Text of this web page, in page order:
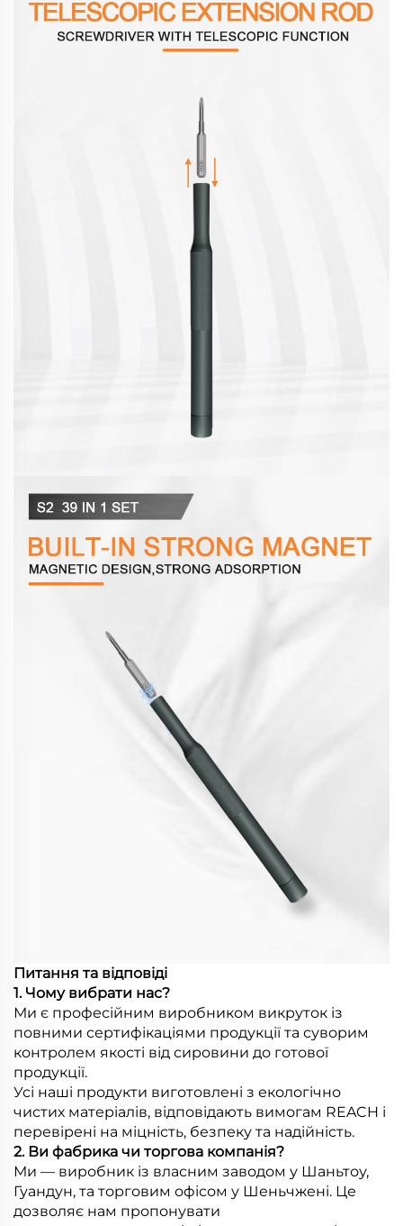
Питання та відповіді
1. Чому вибрати нас?
Ми є професійним виробником викруток із
повними сертифікаціями продукції та суворим
контролем якості від сировини до готової
продукції.
Усі наші продукти виготовлені з екологічно
чистих матеріалів, відповідають вимогам REACH і
перевірені на міцність, безпеку та надійність.
2. Ви фабрика чи торгова компанія?
Ми — виробник із власним заводом у Шаньтоу,
Гуандун, та торговим офісом у Шеньчжені. Це
дозволяє нам пропонувати